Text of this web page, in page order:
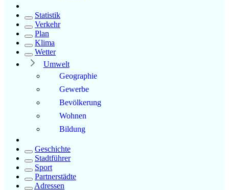
Statistik
Verkehr
Plan
Klima
Wetter
Umwelt
Geographie
Gewerbe
Bevölkerung
Wohnen
Bildung
Geschichte
Stadtführer
Sport
Partnerstädte
Adressen